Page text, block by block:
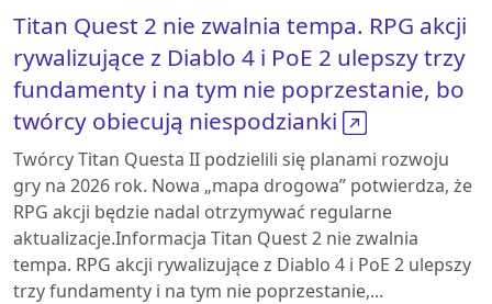
Titan Quest 2 nie zwalnia tempa. RPG akcji
rywalizujące z Diablo 4 i PoE 2 ulepszy trzy
fundamenty i na tym nie poprzestanie, bo
twórcy obiecują niespodzianki
Twórcy Titan Questa II podzielili się planami rozwoju
gry na 2026 rok. Nowa „mapa drogowa” potwierdza, że
RPG akcji będzie nadal otrzymywać regularne
aktualizacje.Informacja Titan Quest 2 nie zwalnia
tempa. RPG akcji rywalizujące z Diablo 4 i PoE 2 ulepszy
trzy fundamenty i na tym nie poprzestanie,...